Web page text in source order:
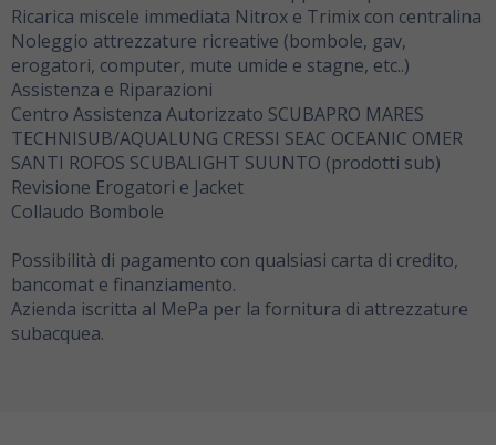
Ricarica miscele immediata Nitrox e Trimix con centralina
Noleggio attrezzature ricreative (bombole, gav,
erogatori, computer, mute umide e stagne, etc..)
Assistenza e Riparazioni
Centro Assistenza Autorizzato SCUBAPRO MARES
TECHNISUB/AQUALUNG CRESSI SEAC OCEANIC OMER
SANTI ROFOS SCUBALIGHT SUUNTO (prodotti sub)
Revisione Erogatori e Jacket
Collaudo Bombole
Possibilità di pagamento con qualsiasi carta di credito,
bancomat e finanziamento.
Azienda iscritta al MePa per la fornitura di attrezzature
subacquea.